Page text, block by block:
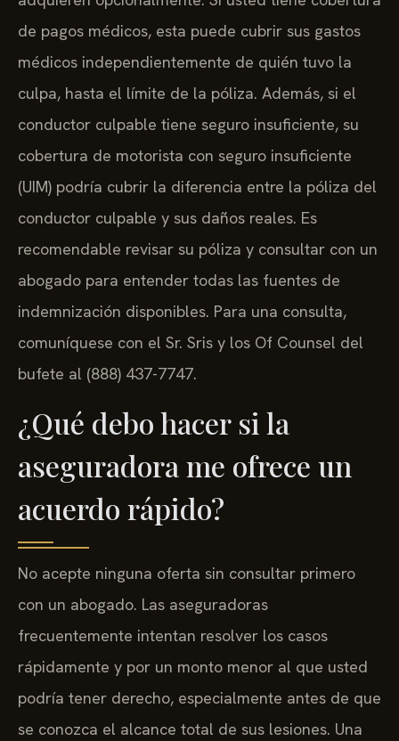
de pagos médicos, esta puede cubrir sus gastos
médicos independientemente de quién tuvo la
culpa, hasta el límite de la póliza. Además, si el
conductor culpable tiene seguro insuficiente, su
cobertura de motorista con seguro insuficiente
(UIM) podría cubrir la diferencia entre la póliza del
conductor culpable y sus daños reales. Es
recomendable revisar su póliza y consultar con un
abogado para entender todas las fuentes de
indemnización disponibles. Para una consulta,
comuníquese con el Sr. Sris y los Of Counsel del
bufete al (888) 437-7747.
¿Qué debo hacer si la
aseguradora me ofrece un
acuerdo rápido?
No acepte ninguna oferta sin consultar primero
con un abogado. Las aseguradoras
frecuentemente intentan resolver los casos
rápidamente y por un monto menor al que usted
podría tener derecho, especialmente antes de que
se conozca el alcance total de sus lesiones. Una